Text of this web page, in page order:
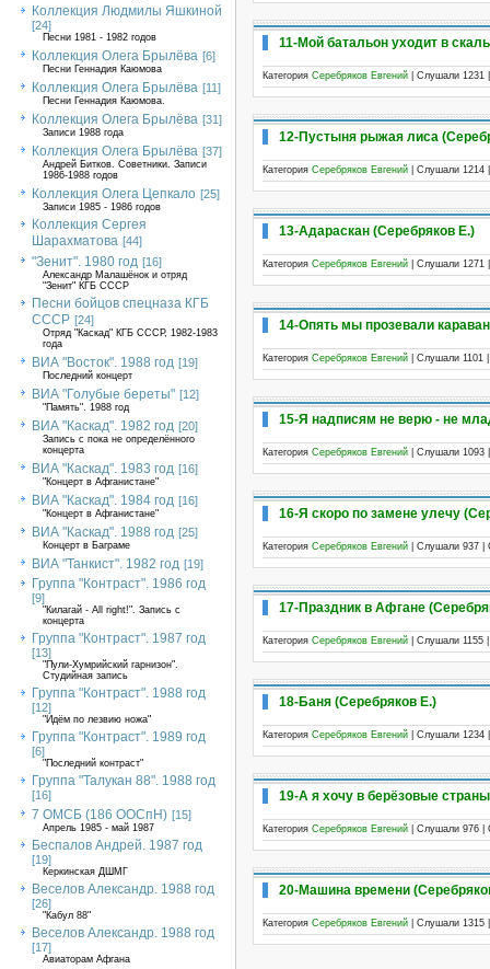
Коллекция Людмилы Яшкиной
[24]
Песни 1981 - 1982 годов
Коллекция Олега Брылёва [6]
Песни Геннадия Каюмова
Коллекция Олега Брылёва [11]
Песни Геннадия Каюмова.
Коллекция Олега Брылёва [31]
Записи 1988 года
Коллекция Олега Брылёва [37]
Андрей Битков. Советники. Записи
1986-1988 годов
Коллекция Олега Цепкало [25]
Записи 1985 - 1986 годов
Коллекция Сергея
Шарахматова [44]
"Зенит". 1980 год [16]
Александр Малашёнок и отряд
"Зенит" КГБ СССР
Песни бойцов спецназа КГБ
СССР [24]
Отряд "Каскад" КГБ СССР, 1982-1983
года
ВИА "Восток". 1988 год [19]
Последний концерт
ВИА "Голубые береты" [12]
"Память". 1988 год
ВИА "Каскад". 1982 год [20]
Запись с пока не определённого
концерта
ВИА "Каскад". 1983 год [16]
"Концерт в Афганистане"
ВИА "Каскад". 1984 год [16]
"Концерт в Афганистане"
ВИА "Каскад". 1988 год [25]
Концерт в Баграме
ВИА "Танкист". 1982 год [19]
Группа "Контраст". 1986 год
[9]
"Килагай - All right!". Запись с
концерта
Группа "Контраст". 1987 год
[13]
"Пули-Хумрийский гарнизон".
Студийная запись
Группа "Контраст". 1988 год
[12]
"Идём по лезвию ножа"
Группа "Контраст". 1989 год
[6]
"Последний контраст"
Группа "Талукан 88". 1988 год
[16]
7 ОМСБ (186 ООСпН) [15]
Апрель 1985 - май 1987
Беспалов Андрей. 1987 год
[19]
Керкинская ДШМГ
Веселов Александр. 1988 год
[26]
"Кабул 88"
Веселов Александр. 1988 год
[17]
Авиаторам Афгана
11-Мой батальон уходит в
Категория Серебряков Евгений | Слушали 1231
12-Пустыня рыжая лиса
Категория Серебряков Евгений | Слушали 1214
13-Адараскан (Серебряков Е.)
Категория Серебряков Евгений | Слушали 1271
14-Опять мы прозевали
Категория Серебряков Евгений | Слушали 1101
15-Я надписям не верю - не
Категория Серебряков Евгений | Слушали 1093
16-Я скоро по замене улечу
Категория Серебряков Евгений | Слушали 937 |
17-Праздник в Афгане
Категория Серебряков Евгений | Слушали 1155
18-Баня (Серебряков Е.)
Категория Серебряков Евгений | Слушали 1234
19-А я хочу в берёзовые
Категория Серебряков Евгений | Слушали 976 |
20-Машина времени
Категория Серебряков Евгений | Слушали 1315